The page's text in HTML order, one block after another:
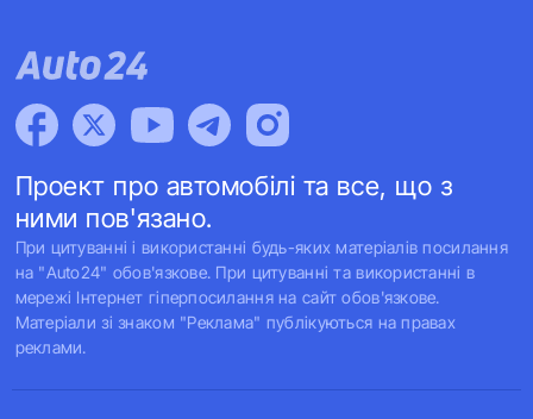
Проект про автомобілі та все, що з
ними пов'язано.
При цитуванні і використанні будь-яких матеріалів посилання
на "Auto24" обов'язкове. При цитуванні та використанні в
мережі Інтернет гіперпосилання на сайт обов'язкове.
Матеріали зі знаком "Реклама" публікуються на правах
реклами.